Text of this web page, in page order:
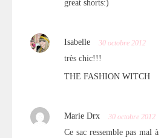
great shorts:)
Isabelle 30 octobre 2012
très chic!!!
THE FASHION WITCH
Marie Drx 30 octobre 2012
Ce sac ressemble pas mal